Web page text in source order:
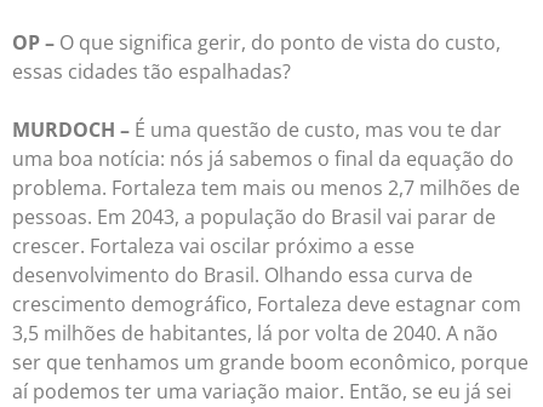
OP – O que significa gerir, do ponto de vista do custo,
essas cidades tão espalhadas?
MURDOCH – É uma questão de custo, mas vou te dar
uma boa notícia: nós já sabemos o final da equação do
problema. Fortaleza tem mais ou menos 2,7 milhões de
pessoas. Em 2043, a população do Brasil vai parar de
crescer. Fortaleza vai oscilar próximo a esse
desenvolvimento do Brasil. Olhando essa curva de
crescimento demográfico, Fortaleza deve estagnar com
3,5 milhões de habitantes, lá por volta de 2040. A não
ser que tenhamos um grande boom econômico, porque
aí podemos ter uma variação maior. Então, se eu já sei